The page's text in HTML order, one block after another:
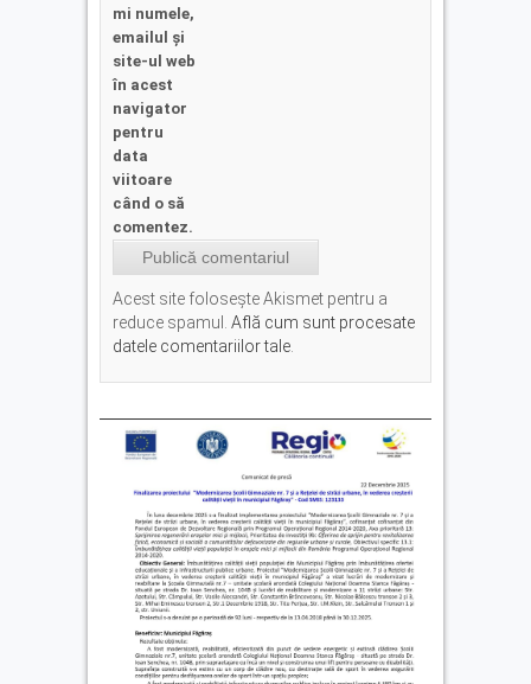
mi numele,
emailul și
site-ul web
în acest
navigator
pentru
data
viitoare
când o să
comentez.
Acest site folosește Akismet pentru a
reduce spamul. Află cum sunt procesate
datele comentariilor tale